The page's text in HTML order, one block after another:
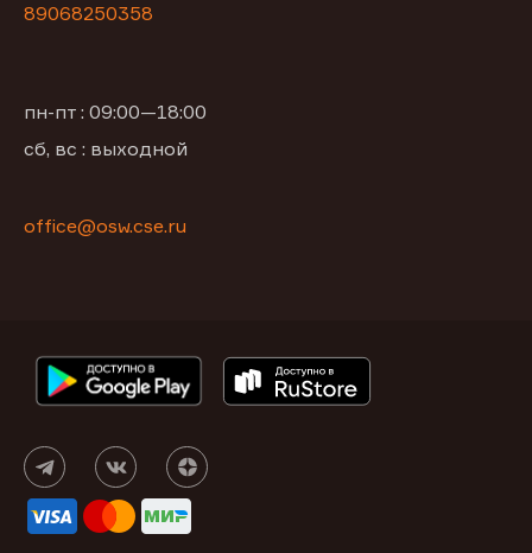
89068250358
пн-пт : 09:00—18:00
сб, вс : выходной
office@osw.cse.ru